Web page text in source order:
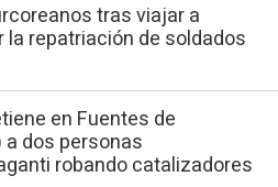
tras viajar a
la repatriación de soldados
en Fuentes de
dos personas
robando catalizadores